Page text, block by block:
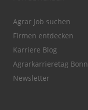
Agrar Job suchen
Firmen entdecken
Karriere Blog
Agrarkarrieretag Bonn
Newsletter